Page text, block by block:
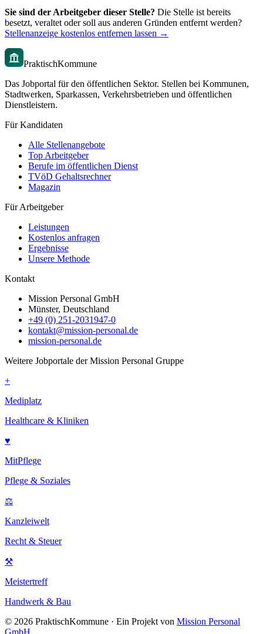
Sie sind der Arbeitgeber dieser Stelle? Die Stelle ist bereits
besetzt, veraltet oder soll aus anderen Gründen entfernt werden?
Stellenanzeige kostenlos entfernen lassen →
PraktischKommune
Das Jobportal für den öffentlichen Sektor. Stellen bei Kommunen,
Stadtwerken, Sparkassen, Verkehrsbetrieben und öffentlichen
Dienstleistern.
Für Kandidaten
Alle Stellenangebote
Top Arbeitgeber
Berufe im öffentlichen Dienst
TVöD Gehaltsrechner
Magazin
Für Arbeitgeber
Leistungen
Kostenlos anfragen
Ergebnisse
Unsere Methode
Kontakt
Mission Personal GmbH
Münster, Deutschland
+49 (0) 251-2031947-0
kontakt@mission-personal.de
mission-personal.de
Weitere Jobportale der Mission Personal Gruppe
+
Mediplatz
Healthcare & Kliniken
♥
MitPflege
Pflege & Soziales
⚖
Kanzleiwelt
Recht & Steuer
⚒
Meistertreff
Handwerk & Bau
© 2026 PraktischKommune · Ein Projekt von Mission Personal